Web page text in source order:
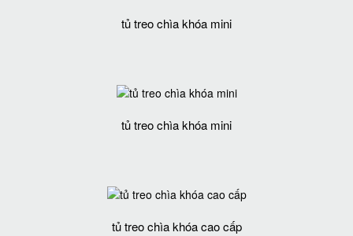
tủ treo chìa khóa mini
tủ treo chìa khóa mini
tủ treo chìa khóa cao cấp